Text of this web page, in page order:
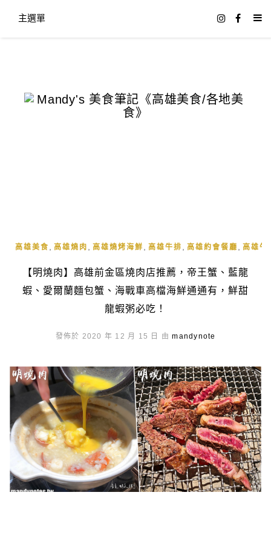
主選單
高雄美食 高雄燒肉 高雄燒烤海鮮 高雄牛排 高雄約會餐廳 高雄午
【明燒肉】高雄前金區燒肉店推薦，帝王蟹、藍龍
蝦、愛爾蘭麵包蟹、海戰車高檔海鮮通通有，鮮甜
龍蝦粥必吃！
發佈於 2020 年 12 月 15 日 由mandynote